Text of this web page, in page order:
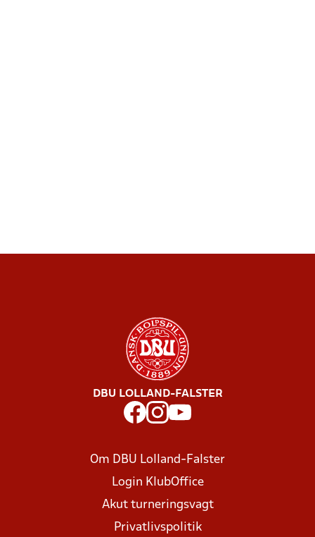
DBU LOLLAND-FALSTER
Om DBU Lolland-Falster
Login KlubOffice
Akut turneringsvagt
Privatlivspolitik